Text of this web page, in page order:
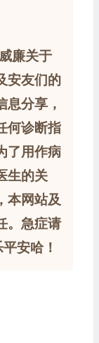
廉关于
安友们的
息分享，
何诊断指
了用作病
生的关
本网站及
。急症请
安哈！